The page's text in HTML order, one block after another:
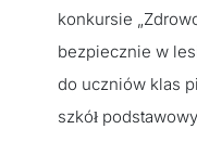
konkursie
bezpiecznie w
do uczniów klas
szkół